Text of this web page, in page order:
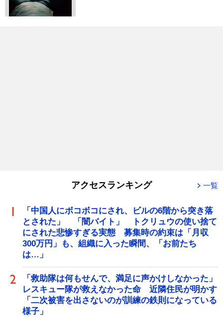
アクセスランキング 一覧
「中国人にボコボコにされ、ビルの6階から突き落
とされた」 「闇バイト」 トクリュウの使い捨て
にされた悲惨すぎる実態 募集時の約束は「月収
300万円」も、組織に入った瞬間、「お前たち
は…」
「救助隊は何もせんで、満足に声かけしなかった」
レスキュー隊が救えなかった命 近隣住民が明かす
「二次被害を出さないのが訓練の鉄則になっている
様子」